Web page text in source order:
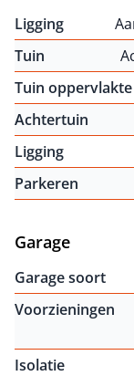
Ligging
Tuin
Tuin oppervlakte
Achtertuin
Ligging
Parkeren
Garage
Garage soort
Voorzieningen
Isolatie